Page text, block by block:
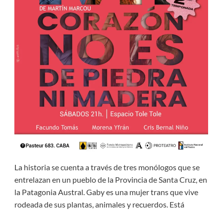
La historia se cuenta a través de tres monólogos que se
entrelazan en un pueblo de la Provincia de Santa Cruz, en
la Patagonia Austral. Gaby es una mujer trans que vive
rodeada de sus plantas, animales y recuerdos. Está